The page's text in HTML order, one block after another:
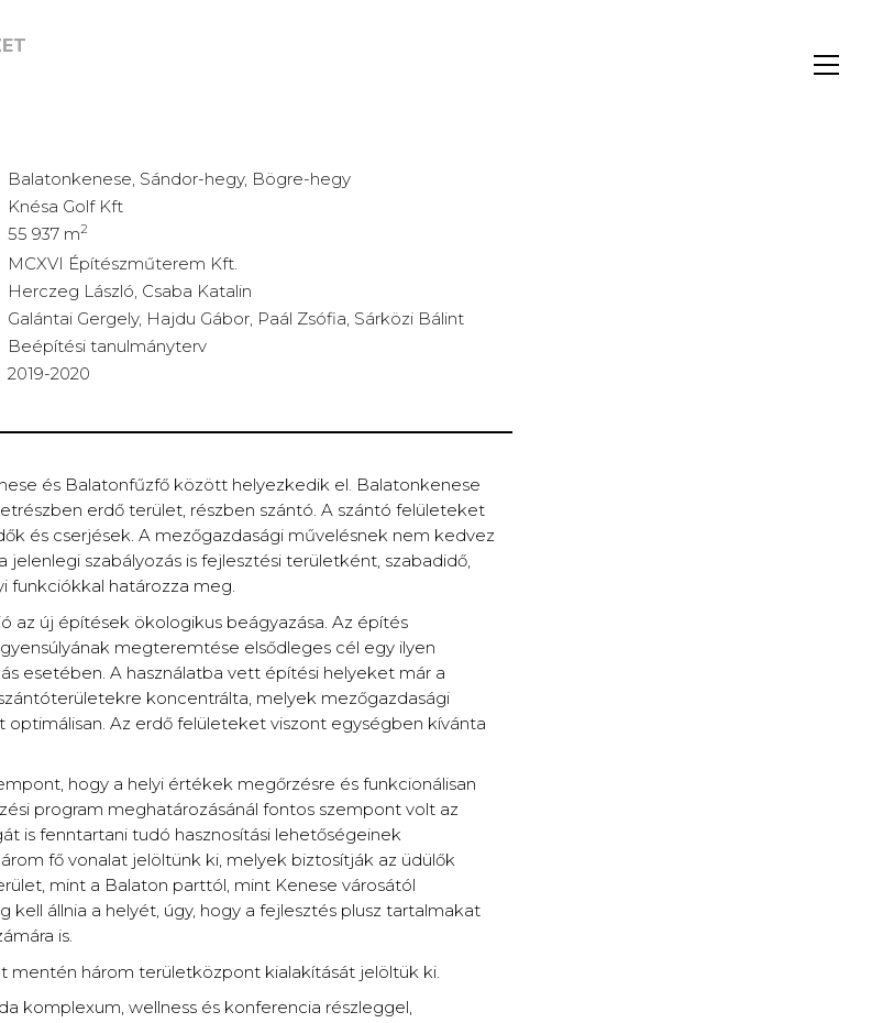
Balatonkenese, Sándor-hegy, Bögre-hegy
Knésa Golf Kft
55 937 m2
MCXVI Építészműterem Kft.
Herczeg László, Csaba Katalin
Galántai Gergely, Hajdu Gábor, Paál Zsófia, Sárközi Bálint
Beépítési tanulmányterv
2019-2020
és Balatonfűzfő között helyezkedik el. Balatonkenese
erdő terület, részben szántó. A szántó felületeket
és cserjések. A mezőgazdasági művelésnek nem kedvez
jelenlegi szabályozás is fejlesztési területként, szabadidő,
funkciókkal határozza meg.
az új építések ökologikus beágyazása. Az építés
megteremtése elsődleges cél egy ilyen
esetében. A használatba vett építési helyeket már a
koncentrálta, melyek mezőgazdasági
optimálisan. Az erdő felületeket viszont egységben kívánta
hogy a helyi értékek megőrzésre és funkcionálisan
program meghatározásánál fontos szempont volt az
is fenntartani tudó hasznosítási lehetőségeinek
fő vonalat jelöltünk ki, melyek biztosítják az üdülők
mint a Balaton parttól, mint Kenese városától
kell állnia a helyét, úgy, hogy a fejlesztés plusz tartalmakat
is.
mentén három területközpont kialakítását jelöltük ki.
komplexum, wellness és konferencia részleggel,